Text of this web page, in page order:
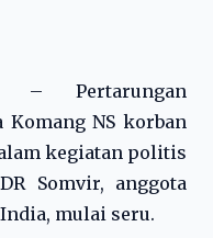
– Pertarungan
Komang NS korban
kegiatan politis
Somvir, anggota
mulai seru.